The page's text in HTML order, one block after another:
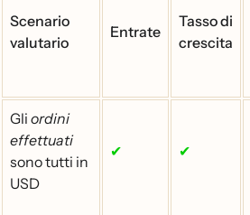
Scenario
valutario
Entrate
Tasso di
crescita
Gli ordini
effettuati
sono tutti in
USD
✔ ✔